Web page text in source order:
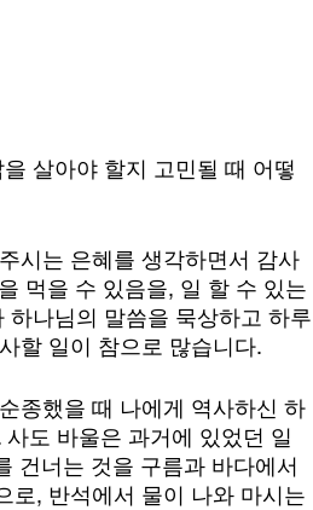
살아야 할지 고민될 때 어떻
시는 은혜를 생각하면서 감사
먹을 수 있음을, 일 할 수 있는
나님의 말씀을 묵상하고 하루
할 일이 참으로 많습니다.
종했을 때 나에게 역사하신 하
도 바울은 과거에 있었던 일
건너는 것을 구름과 바다에서
로, 반석에서 물이 나와 마시는